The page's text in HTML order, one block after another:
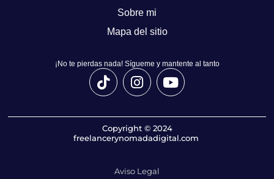
Sobre mi
Mapa del sitio
¡No te pierdas nada! Sígueme y mantente al tanto
Copyright © 2024
freelancerynomadadigital.com
Aviso Legal